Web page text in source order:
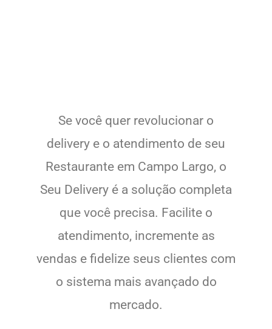
Se você quer revolucionar o
delivery e o atendimento de seu
Restaurante em Campo Largo, o
Seu Delivery é a solução completa
que você precisa. Facilite o
atendimento, incremente as
vendas e fidelize seus clientes com
o sistema mais avançado do
mercado.